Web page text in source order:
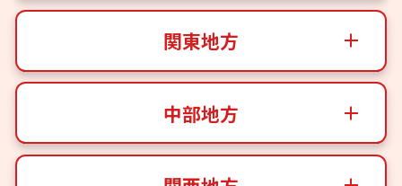
関東地方
中部地方